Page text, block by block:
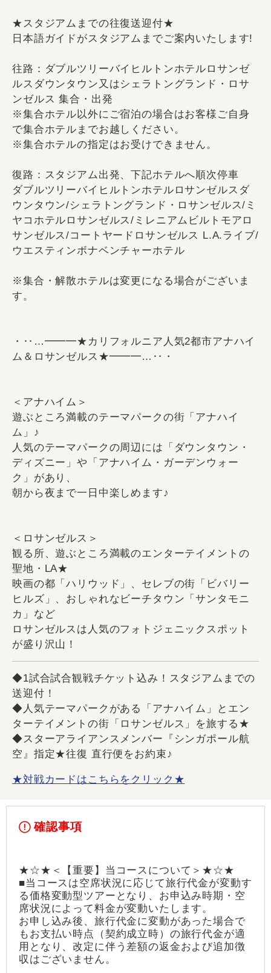
★スタジアムまでの往復送迎付★
日本語ガイドがスタジアムまでご案内いたします!
往路：ダブルツリーバイヒルトンホテルロサンゼ
ルスダウンタウン又はシェラトングランド・ロサ
ンゼルス 集合・出発
※集合ホテル以外にご宿泊の場合はお客様ご自身
で集合ホテルまでお越しください。
※集合ホテルの指定はお受けできません。
復路：スタジアム出発、下記ホテルへ順次停車
ダブルツリーバイヒルトンホテルロサンゼルスダ
ウンタウン/シェラトングランド・ロサンゼルス/ミ
ヤコホテルロサンゼルス/ミレニアムビルトモアロ
サンゼルス/コートヤードロサンゼルス L.A.ライブ/
ウエスティンボナベンチャーホテル
※集合・解散ホテルは変更になる場合がございま
す。
・‥…━━━★カリフォルニア人気2都市アナハイ
ム＆ロサンゼルス★━━━…‥・
＜アナハイム＞
遊ぶところ満載のテーマパークの街「アナハイ
ム」♪
人気のテーマパークの周辺には「ダウンタウン・
ディズニー」や「アナハイム・ガーデンウォー
ク」があり、
朝から夜まで一日中楽しめます♪
＜ロサンゼルス＞
観る所、遊ぶところ満載のエンターテイメントの
聖地・LA★
映画の都「ハリウッド」、セレブの街「ビバリー
ヒルズ」、おしゃれなビーチタウン「サンタモニ
カ」など
ロサンゼルスは人気のフォトジェニックスポット
が盛り沢山！
◆1試合試合観戦チケット込み！スタジアムまでの
送迎付！
◆人気テーマパークがある「アナハイム」とエン
ターテイメントの街「ロサンゼルス」を旅する★
◆スターアライアンスメンバー『シンガポール航
空』指定★往復 直行便をお約束♪
★対戦カードはこちらをクリック★
確認事項
★☆★＜【重要】当コースについて＞★☆★
■当コースは空席状況に応じて旅行代金が変動す
る価格変動型ツアーとなり、お申込み時期・空
席状況によって料金が変動いたします。
お申し込み後、旅行代金に変動があった場合で
もお支払い時点（契約成立時）の旅行代金が適
用となり、改定に伴う差額の返金および追加徴
収はございません。